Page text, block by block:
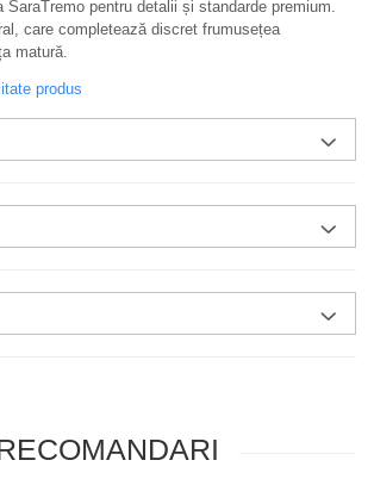
SaraTremo pentru detalii și standarde premium.
care completează discret frumusețea
matură.
produs